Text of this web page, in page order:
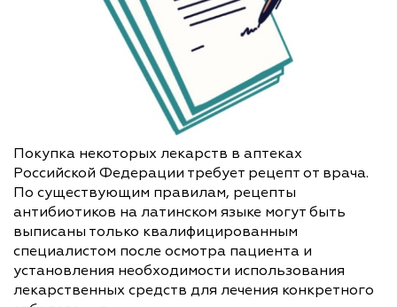
Покупка некоторых лекарств в аптеках
Российской Федерации требует рецепт от врача.
По существующим правилам, рецепты
антибиотиков на латинском языке могут быть
выписаны только квалифицированным
специалистом после осмотра пациента и
установления необходимости использования
лекарственных средств для лечения конкретного